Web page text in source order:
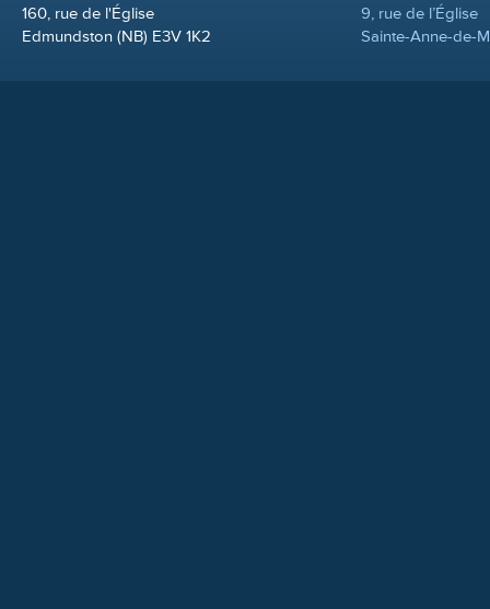
160, rue de l'Église
Edmundston (NB) E3V 1K2
9, rue de l’Église
Sainte-Anne-de-